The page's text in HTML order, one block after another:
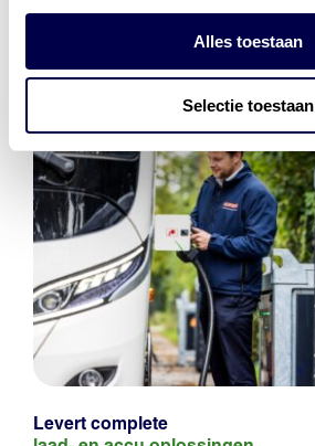
Alles toestaan
Selectie toestaan
Levert complete